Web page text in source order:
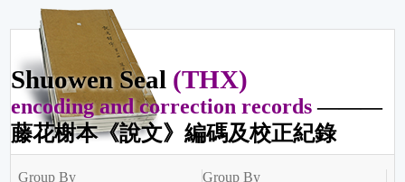
Shuowen Seal (THX)
encoding and correction records ———
藤花榭本《說文》編碼及校正紀錄
Group By
Group By